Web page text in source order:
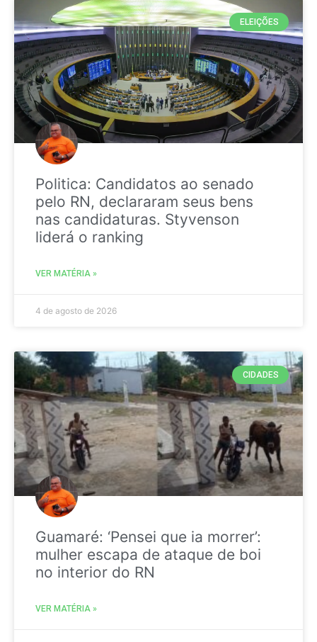
ELEIÇÕES
Politica: Candidatos ao senado
pelo RN, declararam seus bens
nas candidaturas. Styvenson
liderá o ranking
VER MATÉRIA »
4 de agosto de 2026
CIDADES
Guamaré: ‘Pensei que ia morrer’:
mulher escapa de ataque de boi
no interior do RN
VER MATÉRIA »